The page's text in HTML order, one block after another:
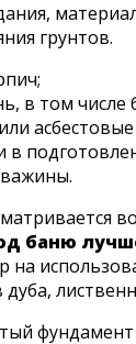
грунтов.
в том числе
в
баню
на